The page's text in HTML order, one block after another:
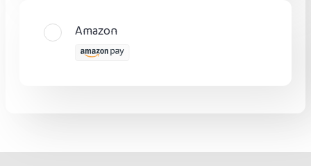
Amazon